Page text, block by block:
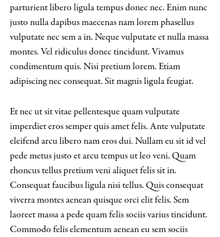
parturient libero ligula tempus donec nec. Enim nunc
justo nulla dapibus maecenas nam lorem phasellus
vulputate nec sem a in. Neque vulputate et nulla massa
montes. Vel ridiculus donec tincidunt. Vivamus
condimentum quis. Nisi pretium lorem. Etiam
adipiscing nec consequat. Sit magnis ligula feugiat.
Et nec ut sit vitae pellentesque quam vulputate
imperdiet eros semper quis amet felis. Ante vulputate
eleifend arcu libero nam eros dui. Nullam eu sit id vel
pede metus justo et arcu tempus ut leo veni. Quam
rhoncus tellus pretium veni aliquet felis sit in.
Consequat faucibus ligula nisi tellus. Quis consequat
viverra montes aenean quisque orci elit felis. Sem
laoreet massa a pede quam felis sociis varius tincidunt.
Commodo felis elementum aenean eu sem sociis